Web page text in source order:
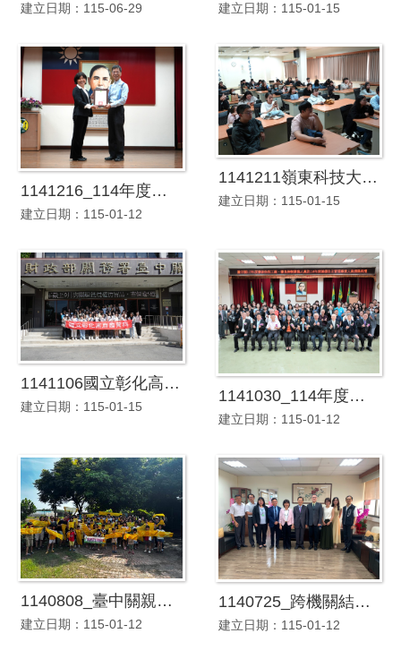
建立日期：115-06-29 建立日期：115-01-15
1141216_114年度第2次報關業、運輸業、倉儲業及貨櫃集散站業聯合座談會暨111年度優良專責人員報關人員頒獎典禮
建立日期：115-01-12
1141211嶺東科技大學參訪本關
建立日期：115-01-15
1141106國立彰化高級商業職業學校參訪本關
建立日期：115-01-15
1141030_114年度優級保稅工廠_優良保稅業務人員及績優自主管理專責人員頒獎
建立日期：115-01-12
1140808_臺中關親子日活動
建立日期：115-01-12
1140725_跨機關結盟暨邊境廢棄物輸出入聯防記者會
建立日期：115-01-12